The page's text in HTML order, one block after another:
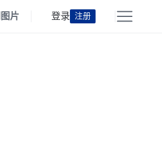
图片 登录 注册